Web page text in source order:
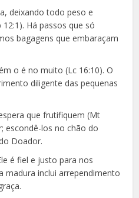
deixando todo peso e
Há passos que só
bagagens que embaraçam
o é no muito (Lc 16:10). O
diligente das pequenas
que frutifiquem (Mt
escondê-los no chão do
Doador.
é fiel e justo para nos
madura inclui arrependimento